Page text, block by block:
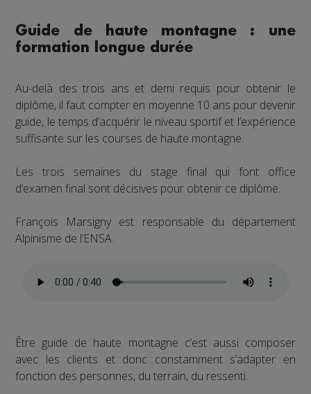
Guide de haute montagne : une
formation longue durée
Au-delà des trois ans et demi requis pour obtenir le
diplôme, il faut compter en moyenne 10 ans pour devenir
guide, le temps d’acquérir le niveau sportif et l’expérience
suffisante sur les courses de haute montagne.
Les trois semaines du stage final qui font office
d’examen final sont décisives pour obtenir ce diplôme.
François Marsigny est responsable du département
Alpinisme de l’ENSA.
Être guide de haute montagne c’est aussi composer
avec les clients et donc constamment s’adapter en
fonction des personnes, du terrain, du ressenti.